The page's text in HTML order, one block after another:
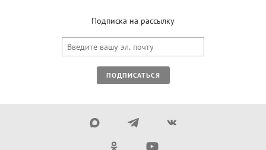
Подписка на рассылку
ПОДПИСАТЬСЯ